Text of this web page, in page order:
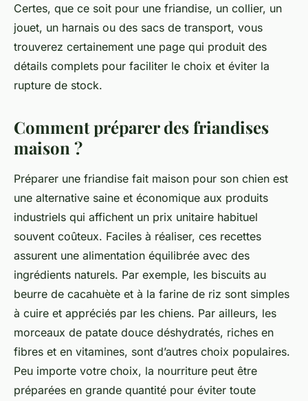
Certes, que ce soit pour une friandise, un collier, un
jouet, un harnais ou des sacs de transport, vous
trouverez certainement une page qui produit des
détails complets pour faciliter le choix et éviter la
rupture de stock.
Comment préparer des friandises
maison ?
Préparer une friandise fait maison pour son chien est
une alternative saine et économique aux produits
industriels qui affichent un prix unitaire habituel
souvent coûteux. Faciles à réaliser, ces recettes
assurent une alimentation équilibrée avec des
ingrédients naturels. Par exemple, les biscuits au
beurre de cacahuète et à la farine de riz sont simples
à cuire et appréciés par les chiens. Par ailleurs, les
morceaux de patate douce déshydratés, riches en
fibres et en vitamines, sont d’autres choix populaires.
Peu importe votre choix, la nourriture peut être
préparées en grande quantité pour éviter toute